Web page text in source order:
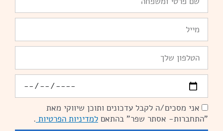
פרטי
ומשפחה
הסכמהאני מסכים/ה לקבל עדכונים ותוכן שיווקי מאת
"התחברות- אסתר שפר" בהתאם למדיניות הפרטיות .